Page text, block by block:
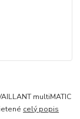
multiMATIC
celý popis